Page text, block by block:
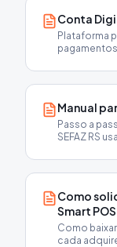
Conta
Plataforma
Manual
Passo a
SEFAZ RS
Como
Smart
Como
cada